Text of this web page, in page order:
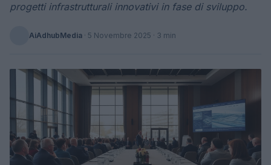
progetti infrastrutturali innovativi in fase di sviluppo.
AiAdhubMedia · 5 Novembre 2025 · 3 min